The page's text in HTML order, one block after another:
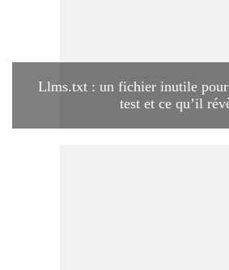
Llms.txt : un fichier inutile
test et ce qu’il